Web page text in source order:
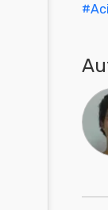
#